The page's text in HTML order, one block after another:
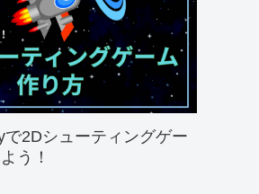
2Dシューティングゲー
う！